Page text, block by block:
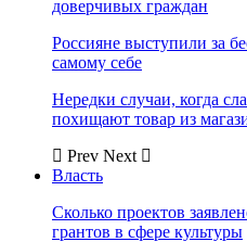
доверчивых граждан
Россияне выступили за
самому себе
Нередки случаи, когда
похищают товар из
Prev Next
Власть
Сколько проектов
грантов в сфере культуры